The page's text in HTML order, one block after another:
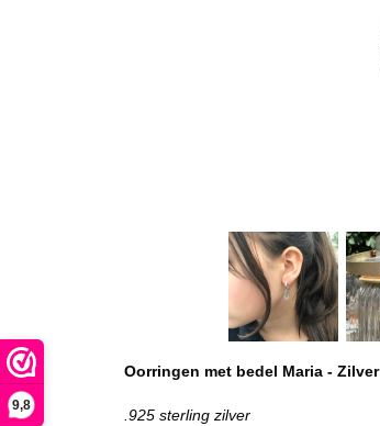
9,8
Oorringen met bedel Maria - Zilver
.925 sterling zilver